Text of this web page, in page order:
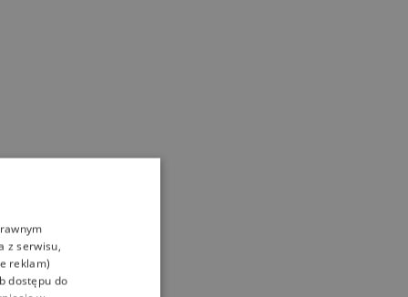
z serwisu,
reklam)
dostępu do